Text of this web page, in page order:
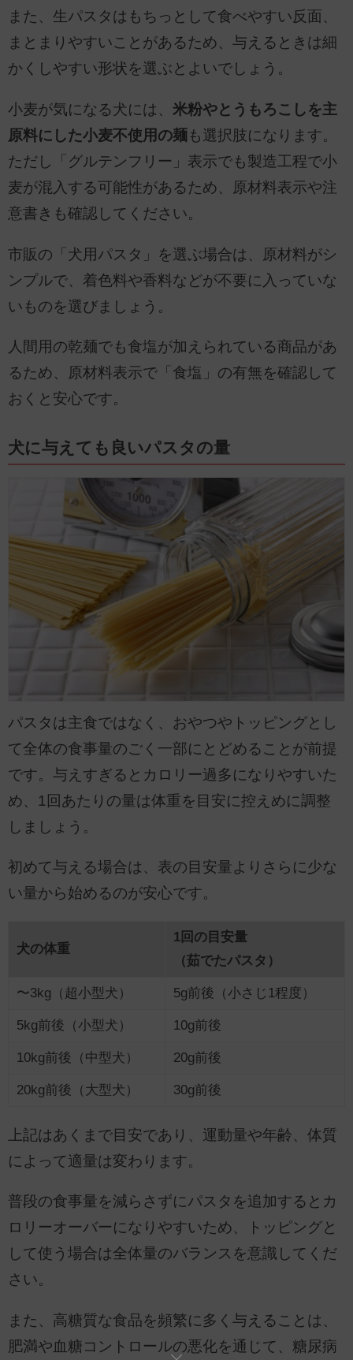
また、生パスタはもちっとして食べやすい反面、
まとまりやすいことがあるため、与えるときは細
かくしやすい形状を選ぶとよいでしょう。
小麦が気になる犬には、 米粉やとうもろこしを主
原料にした小麦不使用の麺 も選択肢になります。
ただし「グルテンフリー」表示でも製造工程で小
麦が混入する可能性があるため、原材料表示や注
意書きも確認してください。
市販の「犬用パスタ」を選ぶ場合は、原材料がシ
ンプルで、着色料や香料などが不要に入っていな
いものを選びましょう。
人間用の乾麺でも食塩が加えられている商品があ
るため、原材料表示で「食塩」の有無を確認して
おくと安心です。
犬に与えても良いパスタの量
パスタは主食ではなく、おやつやトッピングとし
て全体の食事量のごく一部にとどめることが前提
です。与えすぎるとカロリー過多になりやすいた
め、1回あたりの量は体重を目安に控えめに調整
しましょう。
初めて与える場合は、表の目安量よりさらに少な
い量から始めるのが安心です。
犬の体重
1回の目安量
（茹でたパスタ）
〜3kg（超小型犬） 5g前後（小さじ1程度）
5kg前後（小型犬） 10g前後
10kg前後（中型犬） 20g前後
20kg前後（大型犬） 30g前後
上記はあくまで目安であり、運動量や年齢、体質
によって適量は変わります。
普段の食事量を減らさずにパスタを追加するとカ
ロリーオーバーになりやすいため、トッピングと
して使う場合は全体量のバランスを意識してくだ
さい。
また、高糖質な食品を頻繁に多く与えることは、
肥満や血糖コントロールの悪化を通じて、糖尿病